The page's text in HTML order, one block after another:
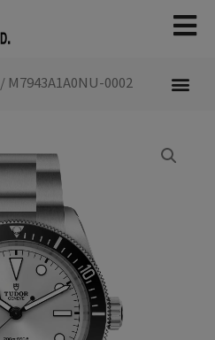
/ M7943A1A0NU-0002